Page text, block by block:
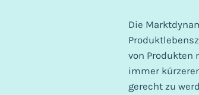
Die
von Produkten
immer
gerecht zu